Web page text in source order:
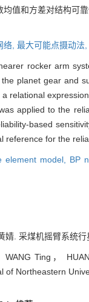
值和方差对结构可
络, 最大可能点摄动法,
rocker arm
planet gear and
relational
applied to the
based
reference for the
element model, BP
婧. 采煤机摇臂系统
WANG Ting，
of Northeastern